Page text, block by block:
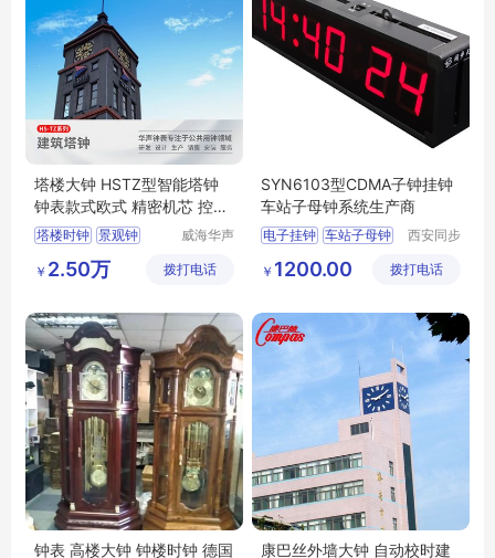
塔楼大钟 HSTZ型智能塔钟
钟表款式欧式 精密机芯 控制
器抗干扰能力强
塔楼时钟 景观钟
塔楼报时钟
威海华声
有限公司
￥ 2.50万 拨打电话
SYN6103型CDMA子钟挂钟
车站子母钟系统生产商
电子挂钟 车站子母钟
子母钟厂家
西安同步
有限公司
￥ 1200.00 拨打电话
钟表 高楼大钟 钟楼时钟 德国 康巴丝外墙大钟 自动校时建